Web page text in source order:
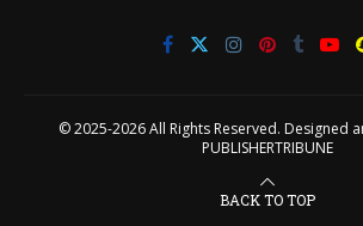
© 2025-2026 All Rights Reserved. Designed
PUBLISHERTRIBUNE
BACK TO TOP